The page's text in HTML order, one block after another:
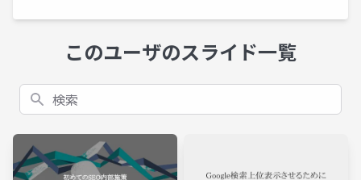
このユーザのスライド一覧
検索